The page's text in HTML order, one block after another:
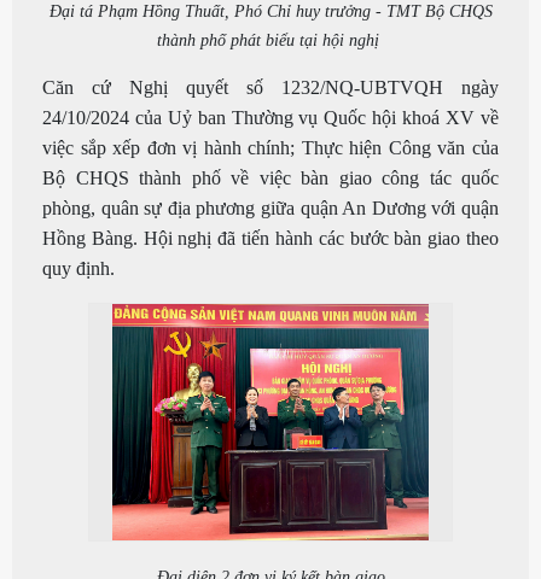
Đại tá Phạm Hồng Thuất, Phó Chỉ huy trưởng - TMT Bộ CHQS
thành phố phát biểu tại hội nghị
Căn cứ Nghị quyết số 1232/NQ-UBTVQH ngày
24/10/2024 của Uỷ ban Thường vụ Quốc hội khoá XV về
việc sắp xếp đơn vị hành chính; Thực hiện Công văn của
Bộ CHQS thành phố về việc bàn giao công tác quốc
phòng, quân sự địa phương giữa quận An Dương với quận
Hồng Bàng. Hội nghị đã tiến hành các bước bàn giao theo
quy định.